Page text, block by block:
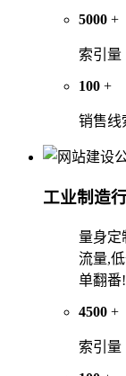
5000 +
索引量
100 +
销售线
工业制造
量身定
流量,
单翻番!
4500 +
索引量